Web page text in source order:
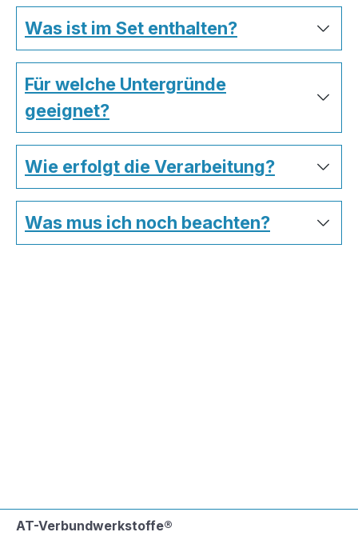
Was ist im Set enthalten?
Für welche Untergründe
geeignet?
Wie erfolgt die Verarbeitung?
Was mus ich noch beachten?
AT-Verbundwerkstoffe®